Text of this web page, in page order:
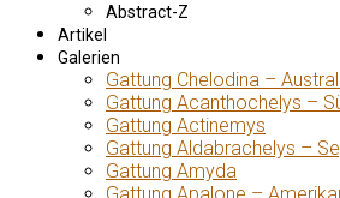
Abstract-Z
Artikel
Galerien
Gattung Chelodina –
Gattung Acanthochelys –
Gattung Actinemys
Gattung Aldabrachelys –
Gattung Amyda